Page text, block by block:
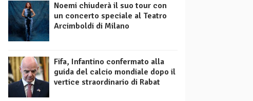
Noemi chiuderà il suo tour con
un concerto speciale al Teatro
Arcimboldi di Milano
Fifa, Infantino confermato alla
guida del calcio mondiale dopo il
vertice straordinario di Rabat